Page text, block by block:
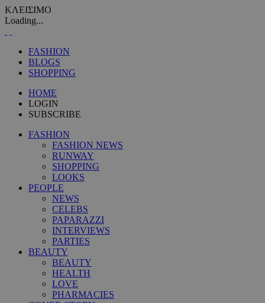
ΚΛΕΙΣΙΜΟ
Loading...
FASHION
BLOGS
SHOPPING
HOME
LOGIN
SUBSCRIBE
FASHION
FASHION NEWS
RUNWAY
SHOPPING
LOOKS
PEOPLE
NEWS
CELEBS
PAPARAZZI
INTERVIEWS
PARTIES
BEAUTY
BEAUTY
HEALTH
LOVE
PHARMACIES